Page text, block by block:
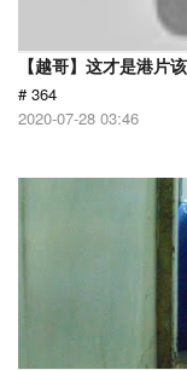
【越哥】这才是港片
# 364
2020-07-28 03:46